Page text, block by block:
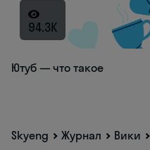
94.3K
Ютуб — что такое
Skyeng Журнал Вики